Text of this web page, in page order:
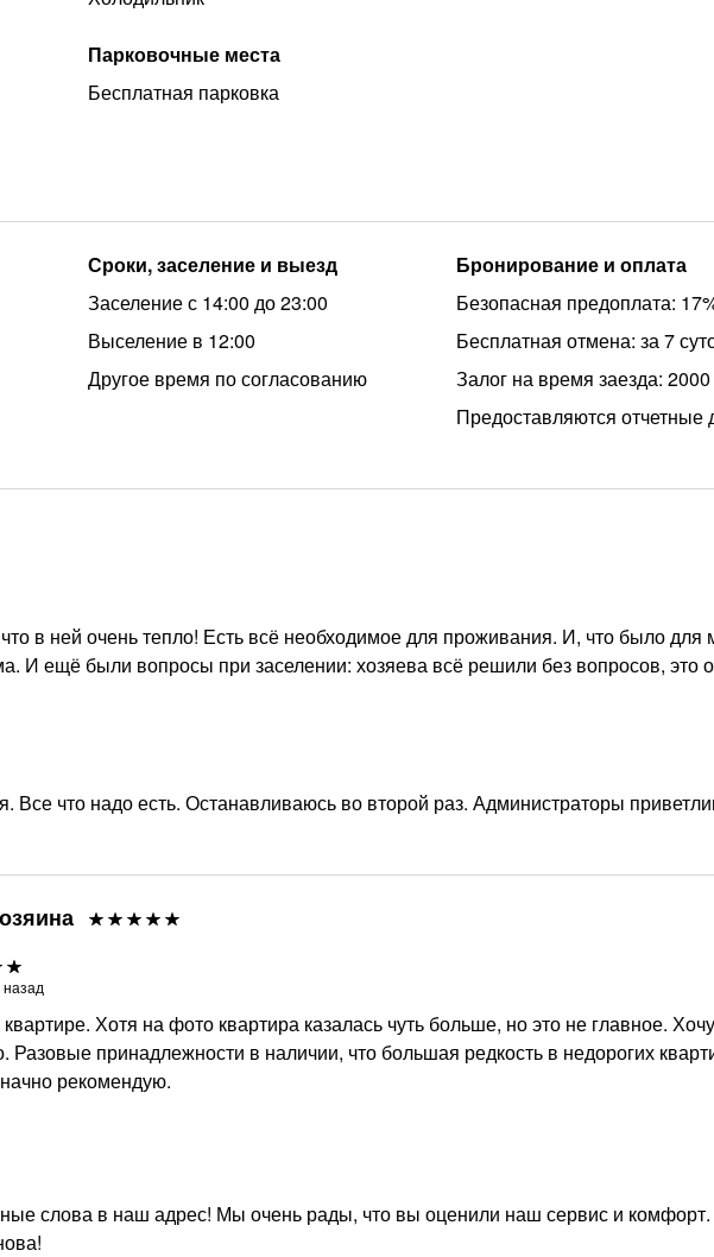
Парковочные места
Бесплатная парковка
Сроки, заселение и выезд
Заселение с 14:00 до 23:00
Выселение в 12:00
Другое время по согласованию
Бронирование и оплата
Безопасная предоплата:
Бесплатная отмена: за 7
Залог на время заезда:
Предоставляются отчетные
в ней очень тепло! Есть всё необходимое для проживания. И, что было для
И ещё были вопросы при заселении: хозяева всё решили без вопросов, это
Все что надо есть. Останавливаюсь во второй раз. Администраторы
назад
Хотя на фото квартира казалась чуть больше, но это не главное.
Разовые принадлежности в наличии, что большая редкость в недорогих
рекомендую.
слова в наш адрес! Мы очень рады, что вы оценили наш сервис и комфорт.